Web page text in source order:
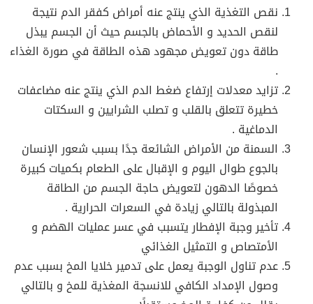
نقص التغذية الذي ينتج عنه أمراض كفقر الدم نتيجة
لنقص الحديد و الأحماض بالجسم حيث أن الجسم يبذل
طاقة دون تعويض مجهود هذه الطاقة في صورة الغذاء
.
تزايد معدلات إرتفاع ضغط الدم الذي ينتج عنه مضاعفات
خطيرة تتعلق بالقلب و تصلب الشرايين و السكتات
الدماغية .
السمنة من الأمراض الشائعة جدًا بسبب شعور الإنسان
بالجوع طوال اليوم و الإقبال على الطعام بكميات كبيرة
خصوصًا الدهون لتعويض حاجة الجسم من الطاقة
المبذولة بالتالي زيادة في السعرات الحرارية .
تأخير وجبة الإفطار يتسبب في عسر عمليات الهضم و
الأمتصاص و التمثيل الغذائي
عدم تناول الوجبة يعمل على تدمير خلايا المخ بسبب عدم
وصول الإمداد الكافي للانسجة المغذية للمخ و بالتالي